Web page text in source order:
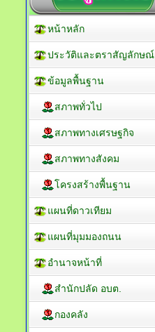
หน้าหลัก
ประวัติและตราสัญลักษณ์
ข้อมูลพื้นฐาน
สภาพทั่วไป
สภาพทางเศรษฐกิจ
สภาพทางสังคม
โครงสร้างพื้นฐาน
แผนที่ดาวเทียม
แผนที่มุมมองถนน
อำนาจหน้าที่
สำนักปลัด อบต.
กองคลัง